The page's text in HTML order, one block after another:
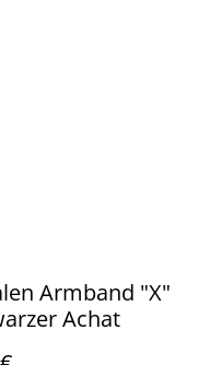
Armband "X"
Achat